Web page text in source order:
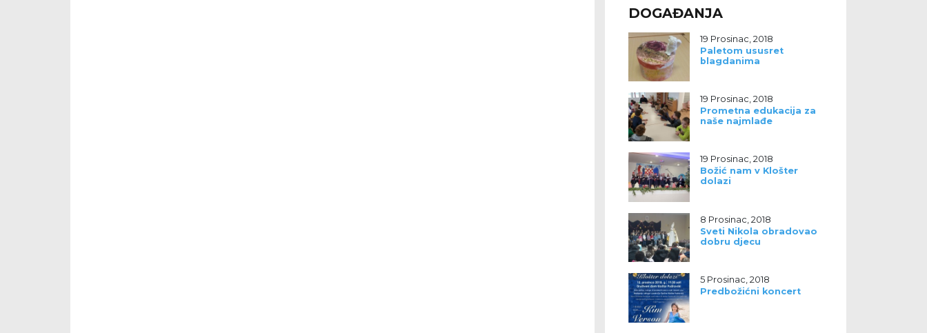
DOGAĐANJA
19 Prosinac, 2018
Paletom ususret
blagdanima
19 Prosinac, 2018
Prometna edukacija za
naše najmlađe
19 Prosinac, 2018
Božić nam v Klošter
dolazi
8 Prosinac, 2018
Sveti Nikola obradovao
dobru djecu
5 Prosinac, 2018
Predbožićni koncert